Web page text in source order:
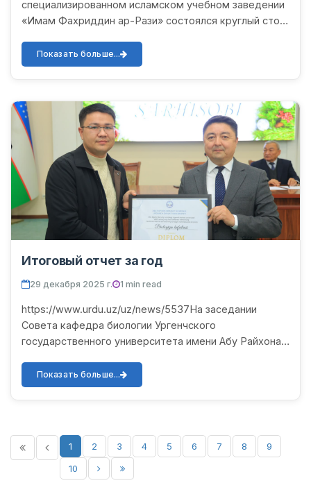
специализированном исламском учебном заведении
«Имам Фахриддин ар-Рази» состоялся круглый стол,
узбекского поэта, мыслител...
Показать больше...
Итоговый отчет за год
29 декабря 2025 г. 1 min read
https://www.urdu.uz/uz/news/5537На заседании
Совета кафедра биологии Ургенчского
государственного университета имени Абу Райхона
номинации «Полнота информац...
Показать больше...
1 2 3 4 5 6 7 8
9
10